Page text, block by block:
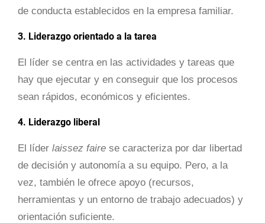
de conducta establecidos en la empresa familiar.
3. Liderazgo orientado a la tarea
El líder se centra en las actividades y tareas que
hay que ejecutar y en conseguir que los procesos
sean rápidos, económicos y eficientes.
4. Liderazgo liberal
El líder laissez faire se caracteriza por dar libertad
de decisión y autonomía a su equipo. Pero, a la
vez, también le ofrece apoyo (recursos,
herramientas y un entorno de trabajo adecuados) y
orientación suficiente.